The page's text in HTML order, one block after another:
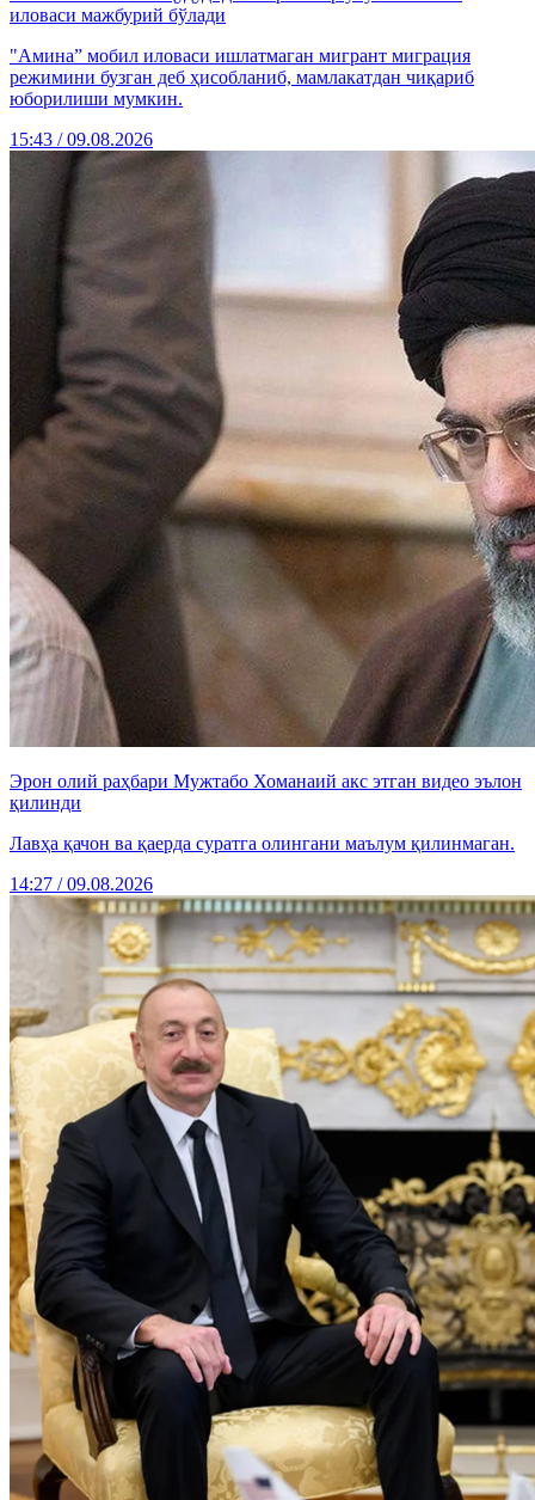
иловаси мажбурий бўлади
"Амина” мобил иловаси ишлатмаган мигрант миграция
режимини бузган деб ҳисобланиб, мамлакатдан чиқариб
юборилиши мумкин.
15:43 / 09.08.2026
Эрон олий раҳбари Мужтабо Хоманаий акс этган видео эълон
қилинди
Лавҳа қачон ва қаерда суратга олингани маълум қилинмаган.
14:27 / 09.08.2026